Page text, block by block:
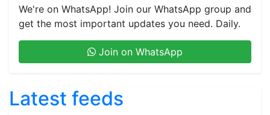
We're on WhatsApp! Join our WhatsApp group and
get the most important updates you need. Daily.
Join on WhatsApp
Latest feeds